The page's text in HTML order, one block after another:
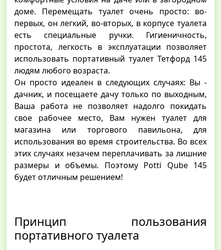
доме. Перемещать туалет очень просто: во-
первых, он легкий, во-вторых, в корпусе туалета
есть специальные ручки. Гигиеничность,
простота, легкость в эксплуатации позволяет
использовать портативный туалет Тетфорд 145
людям любого возраста.
Он просто идеален в следующих случаях: Вы -
дачник, и посещаете дачу только по выходным,
Ваша работа не позволяет надолго покидать
свое рабочее место, Вам нужен туалет для
магазина или торгового павильона, для
использования во время строительства. Во всех
этих случаях незачем переплачивать за лишние
размеры и объемы. Поэтому Potti Qube 145
будет отличным решением!
Принцип пользования
портативного туалета